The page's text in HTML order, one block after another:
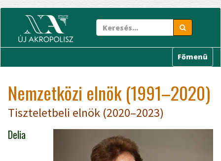
tartalomra
Főmenü
Nemzetközi elnök (1991–2020)
Tiszteletbeli elnök (2020–2023)
Delia